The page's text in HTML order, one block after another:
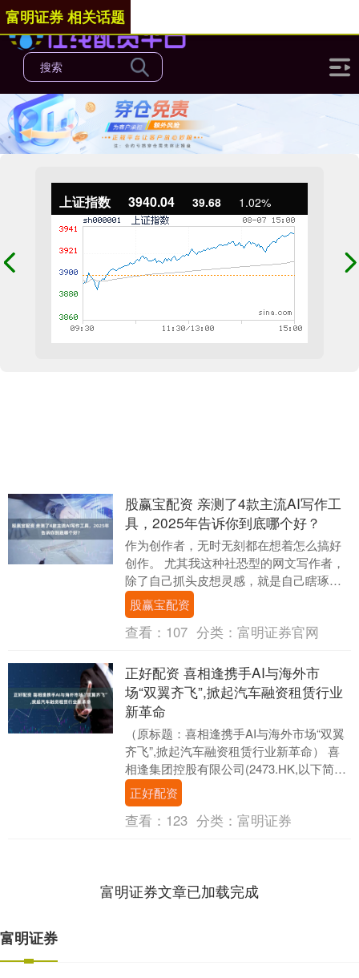
上证指数 3940.04 39.68 1.02%
富明证券 相关话题
股赢宝配资 亲测了4款主流AI写作工
具，2025年告诉你到底哪个好？
作为创作者，无时无刻都在想着怎么搞好
创作。 尤其我这种社恐型的网文写作者，
除了自己抓头皮想灵感，就是自己瞎琢
磨，作构思。 很多时候想到崩溃！在写手
群里也是经常潜....
股赢宝配资
查看： 107 分类： 富明证券官网
正好配资 喜相逢携手AI与海外市
场“双翼齐飞”,掀起汽车融资租赁行业
新革命
（原标题：喜相逢携手AI与海外市场“双翼
齐飞”,掀起汽车融资租赁行业新革命） 喜
相逢集团控股有限公司(2473.HK,以下简
称“喜相逢集团”或“集团”)在202....
正好配资
查看： 123 分类： 富明证券
富明证券文章已加载完成
富明证券